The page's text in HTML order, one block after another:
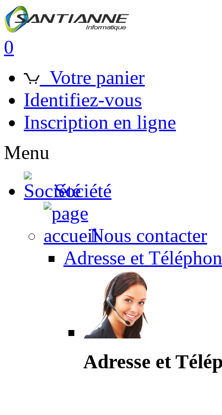
0
Votre panier
Identifiez-vous
Inscription en ligne
Menu
Société
Nous contacter
Adresse et
Adresse et